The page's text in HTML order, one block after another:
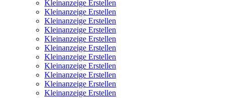
Kleinanzeige Erstellen
Kleinanzeige Erstellen
Kleinanzeige Erstellen
Kleinanzeige Erstellen
Kleinanzeige Erstellen
Kleinanzeige Erstellen
Kleinanzeige Erstellen
Kleinanzeige Erstellen
Kleinanzeige Erstellen
Kleinanzeige Erstellen
Kleinanzeige Erstellen